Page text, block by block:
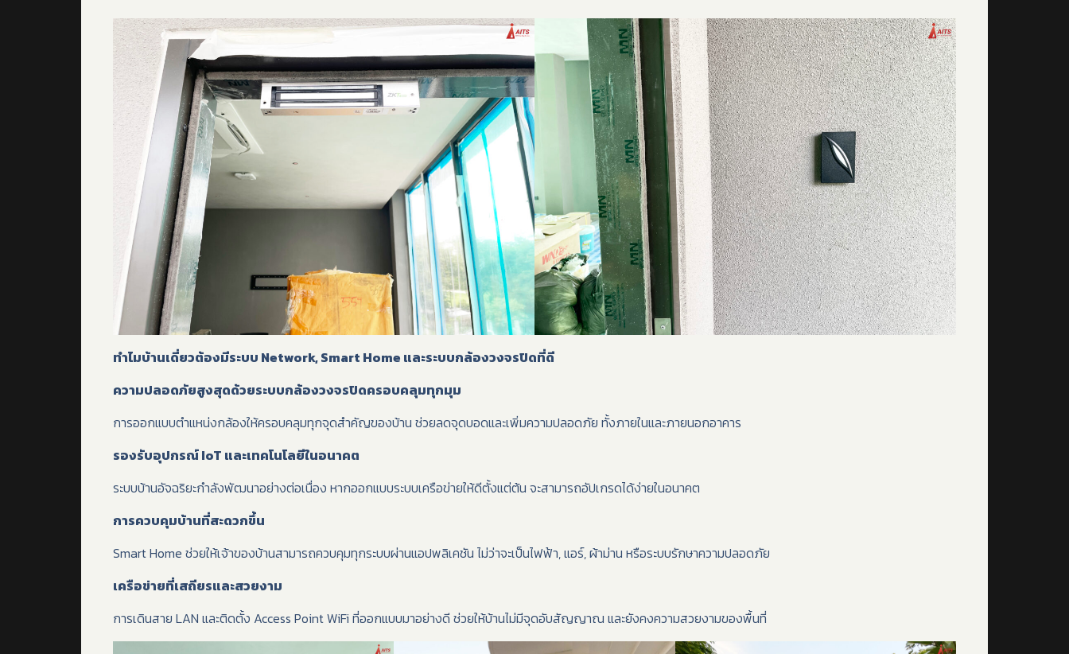
ทำไมบ้านเดี่ยวต้องมีระบบ Network, Smart Home และระบบกล้องวงจรปิดที่ดี
ความปลอดภัยสูงสุดด้วยระบบกล้องวงจรปิดครอบคลุมทุกมุม
การออกแบบตำแหน่งกล้องให้ครอบคลุมทุกจุดสำคัญของบ้าน ช่วยลดจุดบอดและเพิ่มความปลอดภัย ทั้งภายในและภายนอกอาคาร
รองรับอุปกรณ์ IoT และเทคโนโลยีในอนาคต
ระบบบ้านอัจฉริยะกำลังพัฒนาอย่างต่อเนื่อง หากออกแบบระบบเครือข่ายให้ดีตั้งแต่ต้น จะสามารถอัปเกรดได้ง่ายในอนาคต
การควบคุมบ้านที่สะดวกขึ้น
Smart Home ช่วยให้เจ้าของบ้านสามารถควบคุมทุกระบบผ่านแอปพลิเคชัน ไม่ว่าจะเป็นไฟฟ้า, แอร์, ผ้าม่าน หรือระบบรักษาความปลอดภัย
เครือข่ายที่เสถียรและสวยงาม
การเดินสาย LAN และติดตั้ง Access Point WiFi ที่ออกแบบมาอย่างดี ช่วยให้บ้านไม่มีจุดอับสัญญาณ และยังคงความสวยงามของพื้นที่